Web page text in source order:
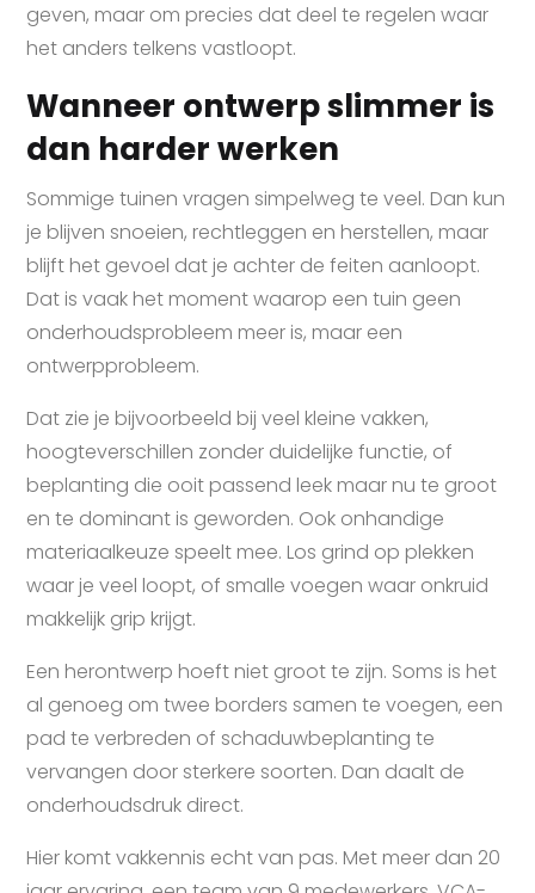
geven, maar om precies dat deel te regelen waar
het anders telkens vastloopt.
Wanneer ontwerp slimmer is
dan harder werken
Sommige tuinen vragen simpelweg te veel. Dan kun
je blijven snoeien, rechtleggen en herstellen, maar
blijft het gevoel dat je achter de feiten aanloopt.
Dat is vaak het moment waarop een tuin geen
onderhoudsprobleem meer is, maar een
ontwerpprobleem.
Dat zie je bijvoorbeeld bij veel kleine vakken,
hoogteverschillen zonder duidelijke functie, of
beplanting die ooit passend leek maar nu te groot
en te dominant is geworden. Ook onhandige
materiaalkeuze speelt mee. Los grind op plekken
waar je veel loopt, of smalle voegen waar onkruid
makkelijk grip krijgt.
Een herontwerp hoeft niet groot te zijn. Soms is het
al genoeg om twee borders samen te voegen, een
pad te verbreden of schaduwbeplanting te
vervangen door sterkere soorten. Dan daalt de
onderhoudsdruk direct.
Hier komt vakkennis echt van pas. Met meer dan 20